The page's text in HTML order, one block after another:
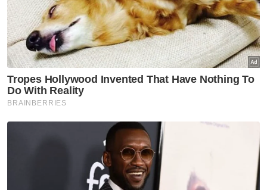
seorang kakak yang baik," katanya.
Berita Telus & Tulus menerusi E-Mel setiap